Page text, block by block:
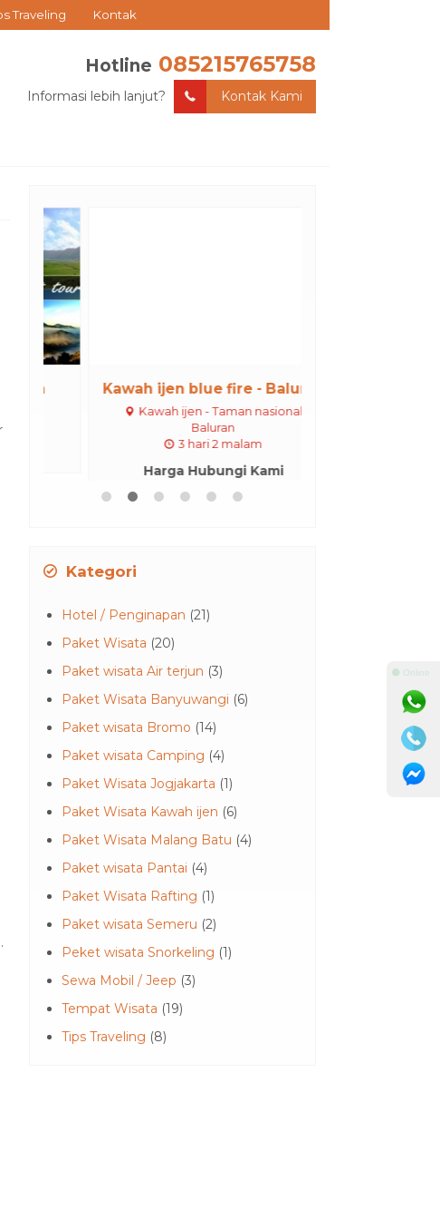
Traveling Kontak
Hotline 085215765758
Informasi lebih lanjut? Kontak Kami
Kawah ijen blue fire - Baluran
Kawah ijen - Taman nasional
Baluran
3 hari 2 malam
Harga Hubungi Kami
Kategori
Hotel / Penginapan (21)
Paket Wisata (20)
Paket wisata Air terjun (3)
Paket Wisata Banyuwangi (6)
Paket wisata Bromo (14)
Paket wisata Camping (4)
Paket Wisata Jogjakarta (1)
Paket Wisata Kawah ijen (6)
Paket Wisata Malang Batu (4)
Paket wisata Pantai (4)
Paket Wisata Rafting (1)
Paket wisata Semeru (2)
Peket wisata Snorkeling (1)
Sewa Mobil / Jeep (3)
Tempat Wisata (19)
Tips Traveling (8)
⚫ Online